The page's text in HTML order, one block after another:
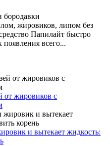
бородавки
жировиков, липом без
Папилайт быстро
всего...
от жировиков с
и вытекает жидкость: